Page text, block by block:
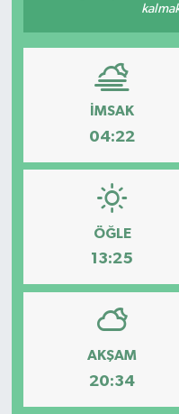
İMSAK
04:22
ÖĞLE
13:25
AKŞAM
20:34
Mesaj
Dergim